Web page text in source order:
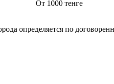
От 1000 тенге
определяется по